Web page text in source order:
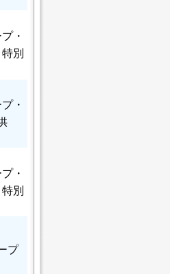
・
別
・
・
別
プ